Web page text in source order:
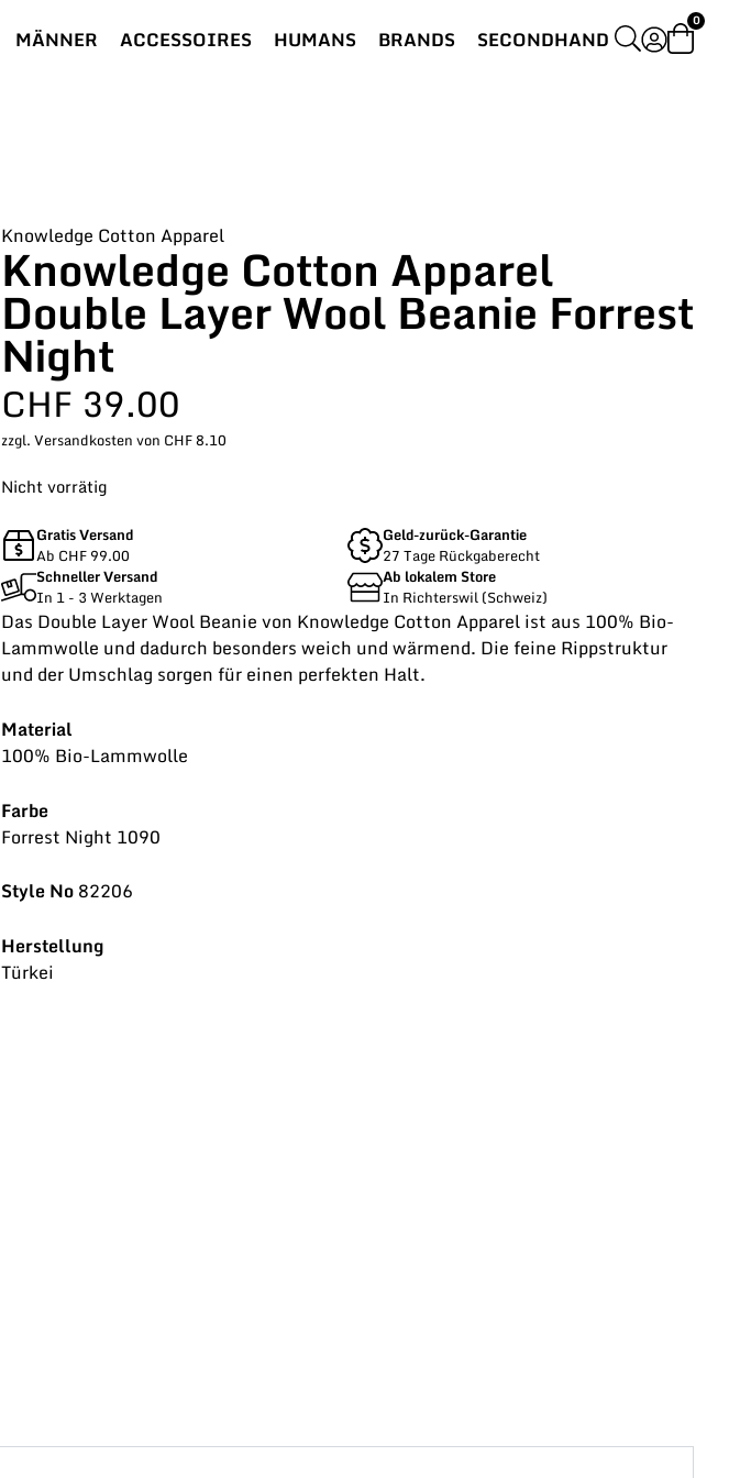
MÄNNER ACCESSOIRES HUMANS BRANDS SECONDHAND
0
Knowledge Cotton Apparel
Knowledge Cotton Apparel
Double Layer Wool Beanie Forrest
Night
CHF 39.00
zzgl. Versandkosten von CHF 8.10
Nicht vorrätig
Gratis Versand
Ab CHF 99.00
Geld-zurück-Garantie
27 Tage Rückgaberecht
Schneller Versand
In 1 - 3 Werktagen
Ab lokalem Store
In Richterswil (Schweiz)
Das Double Layer Wool Beanie von Knowledge Cotton Apparel ist aus 100% Bio-
Lammwolle und dadurch besonders weich und wärmend. Die feine Rippstruktur
und der Umschlag sorgen für einen perfekten Halt.
Material
100% Bio-Lammwolle
Farbe
Forrest Night 1090
Style No82206
Herstellung
Türkei